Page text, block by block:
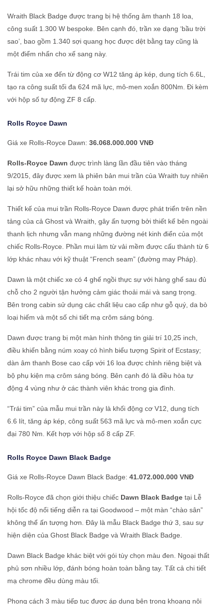
Wraith Black Badge được trang bị hệ thống âm thanh 18 loa,
công suất 1.300 W bespoke. Bên cạnh đó, trần xe dạng ‘bầu trời
sao’, bao gồm 1.340 sợi quang học được dệt bằng tay cũng là
một điểm nhấn cho xế sang này.
Trái tim của xe đến từ động cơ W12 tăng áp kép, dung tích 6.6L,
tạo ra công suất tối đa 624 mã lực, mô-men xoắn 800Nm. Đi kèm
với hộp số tự động ZF 8 cấp.
Rolls Royce Dawn
Giá xe Rolls-Royce Dawn: 36.068.000.000 VNĐ
Rolls-Royce Dawn được trình làng lần đầu tiên vào tháng
9/2015, đây được xem là phiên bản mui trần của Wraith tuy nhiên
lại sở hữu những thiết kế hoàn toàn mới.
Thiết kế của mui trần Rolls-Royce Dawn được phát triển trên nền
tảng của cả Ghost và Wraith, gây ấn tượng bởi thiết kế bên ngoài
thanh lịch nhưng vẫn mang những đường nét kinh điển của một
chiếc Rolls-Royce. Phần mui làm từ vải mềm được cấu thành từ 6
lớp khác nhau với kỹ thuật “French seam” (đường may Pháp).
Dawn là một chiếc xe có 4 ghế ngồi thực sự với hàng ghế sau đủ
chỗ cho 2 người tận hưởng cảm giác thoải mái và sang trọng.
Bên trong cabin sử dụng các chất liệu cao cấp như gỗ quý, da bò
loại hiếm và một số chi tiết mạ crôm sáng bóng.
Dawn được trang bị một màn hình thông tin giải trí 10,25 inch,
điều khiển bằng núm xoay có hình biểu tượng Spirit of Ecstasy;
dàn âm thanh Bose cao cấp với 16 loa được chỉnh riêng biệt và
bộ phụ kiện mạ crôm sáng bóng. Bên cạnh đó là điều hòa tự
động 4 vùng như ở các thành viên khác trong gia đình.
“Trái tim” của mẫu mui trần này là khối động cơ V12, dung tích
6.6 lít, tăng áp kép, công suất 563 mã lực và mô-men xoắn cực
đại 780 Nm. Kết hợp với hộp số 8 cấp ZF.
Rolls Royce Dawn Black Badge
Giá xe Rolls-Royce Dawn Black Badge: 41.072.000.000 VNĐ
Rolls-Royce đã chọn giới thiệu chiếc Dawn Black Badge tại Lễ
hội tốc độ nổi tiếng diễn ra tại Goodwood – một màn “chào sân”
không thể ấn tượng hơn. Đây là mẫu Black Badge thứ 3, sau sự
hiện diện của Ghost Black Badge và Wraith Black Badge.
Dawn Black Badge khác biệt với gói tùy chọn màu đen. Ngoại thất
phủ sơn nhiều lớp, đánh bóng hoàn toàn bằng tay. Tất cả chi tiết
mạ chrome đều dùng màu tối.
Phong cách 3 màu tiếp tục được áp dụng bên trong khoang nội